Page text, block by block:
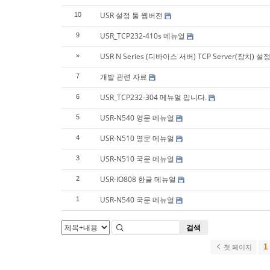
10 USR 설정 툴 웹버전
9 USR_TCP232-410s 메뉴얼
» USR N Series (디바이스 서버) TCP Server(장치) 설
7 개발 관련 자료
6 USR_TCP232-304 메뉴얼 입니다.
5 USR-N540 영문 메뉴얼
4 USR-N510 영문 메뉴얼
3 USR-N510 국문 메뉴얼
2 USR-IO808 한글 메뉴얼
1 USR-N540 국문 메뉴얼
검색
첫 페이지 1